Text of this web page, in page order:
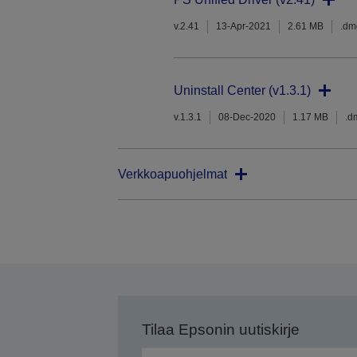
v.2.41 13-Apr-2021 2.61 MB
Uninstall Center (v1.3.1)
v.1.3.1 08-Dec-2020 1.17 MB
Verkkoapuohjelmat
Tilaa Epsonin uutiskirje